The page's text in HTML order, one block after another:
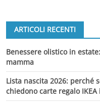
ARTICOLI RECENTI
Benessere olistico in
mamma
Lista nascita 2026:
chiedono carte regalo